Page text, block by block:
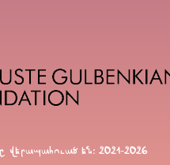
վերապահուած են։ 2021-2026